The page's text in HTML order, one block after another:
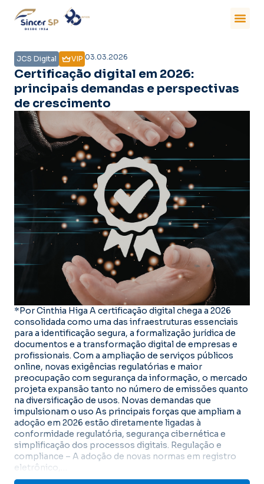
JCS Digital VIP 03.03.2026
Certificação digital em 2026:
principais demandas e perspectivas
de crescimento
*Por Cinthia Higa A certificação digital chega a 2026
consolidada como uma das infraestruturas essenciais
para a identificação segura, a formalização jurídica de
documentos e a transformação digital de empresas e
profissionais. Com a ampliação de serviços públicos
online, novas exigências regulatórias e maior
preocupação com segurança da informação, o mercado
projeta expansão tanto no número de emissões quanto
na diversificação de usos. Novas demandas que
impulsionam o uso As principais forças que ampliam a
adoção em 2026 estão diretamente ligadas à
conformidade regulatória, segurança cibernética e
simplificação dos processos digitais. Regulação e
compliance – A adoção de novas normas em registro
eletrônico,…